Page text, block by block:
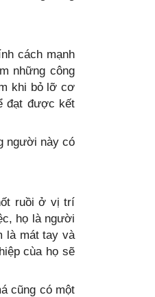
cách mạnh
những công
khi bỏ lỡ cơ
đạt được kết
người này có
ruồi ở vị trí
họ là người
là mát tay và
cùa họ sẽ
cũng có một